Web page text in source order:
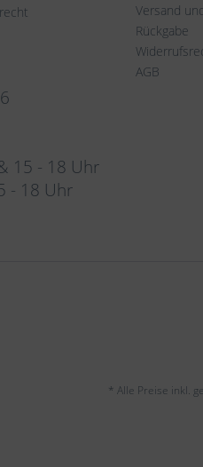
15 - 18 Uhr
- 18 Uhr
Versand
Rückgabe
AGB
* Alle Preise inkl.